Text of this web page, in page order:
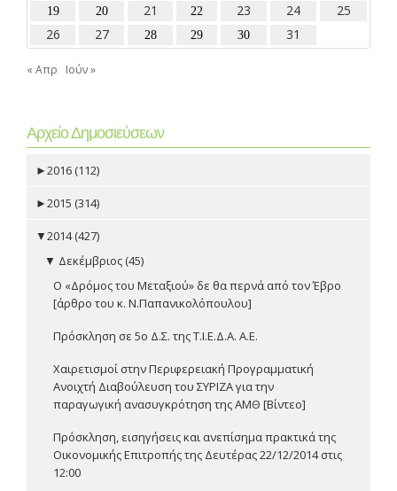
19
20 21 22 23 24
25
26
27 28 29 30 31
« Απρ Ιούν »
Αρχείο Δημοσιεύσεων
►2016 (112)
►2015 (314)
▼2014 (427)
▼ Δεκέμβριος (45)
Ο «Δρόμος του Μεταξιού» δε θα περνά από τον Έβρο
[άρθρο του κ. Ν.Παπανικολόπουλου]
Πρόσκληση σε 5ο Δ.Σ. της Τ.Ι.Ε.Δ.Α. Α.Ε.
Χαιρετισμοί στην Περιφερειακή Προγραμματική
Ανοιχτή Διαβούλευση του ΣΥΡΙΖΑ για την
παραγωγική ανασυγκρότηση της ΑΜΘ [Βίντεο]
Πρόσκληση, εισηγήσεις και ανεπίσημα πρακτικά της
Οικονομικής Επιτροπής της Δευτέρας 22/12/2014 στις
12:00